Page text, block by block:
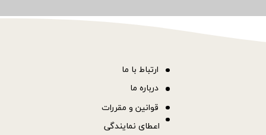
قوانین و مقررات
ارتباط با ما
درباره ما
اعطای نمایندگی